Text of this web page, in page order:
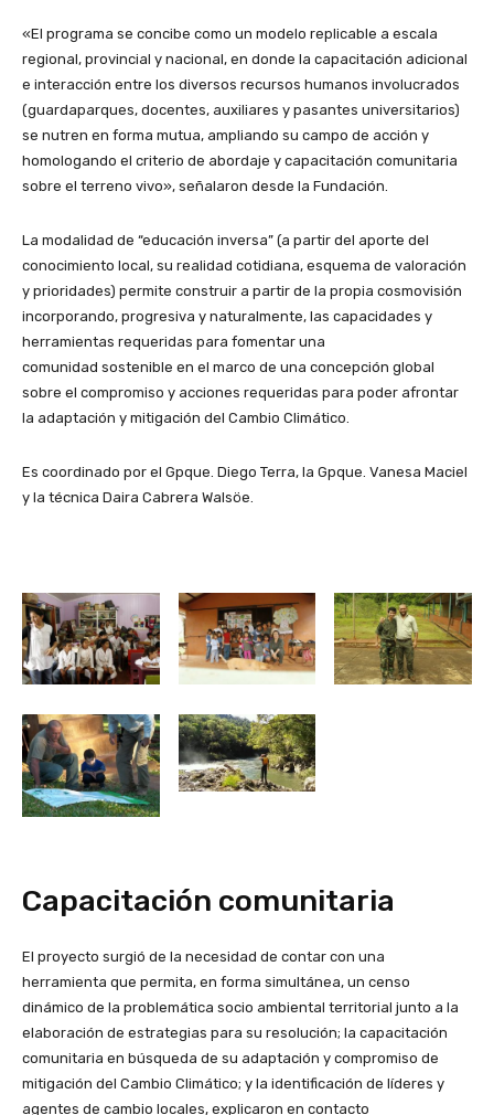
«El programa se concibe como un modelo replicable a escala
regional, provincial y nacional, en donde la capacitación adicional
e interacción entre los diversos recursos humanos involucrados
(guardaparques, docentes, auxiliares y pasantes universitarios)
se nutren en forma mutua, ampliando su campo de acción y
homologando el criterio de abordaje y capacitación comunitaria
sobre el terreno vivo», señalaron desde la Fundación.
La modalidad de “educación inversa” (a partir del aporte del
conocimiento local, su realidad cotidiana, esquema de valoración
y prioridades) permite construir a partir de la propia cosmovisión
incorporando, progresiva y naturalmente, las capacidades y
herramientas requeridas para fomentar una
comunidad sostenible en el marco de una concepción global
sobre el compromiso y acciones requeridas para poder afrontar
la adaptación y mitigación del Cambio Climático.
Es coordinado por el Gpque. Diego Terra, la Gpque. Vanesa Maciel
y la técnica Daira Cabrera Walsöe.
Capacitación comunitaria
El proyecto surgió de la necesidad de contar con una
herramienta que permita, en forma simultánea, un censo
dinámico de la problemática socio ambiental territorial junto a la
elaboración de estrategias para su resolución; la capacitación
comunitaria en búsqueda de su adaptación y compromiso de
mitigación del Cambio Climático; y la identificación de líderes y
agentes de cambio locales, explicaron en contacto